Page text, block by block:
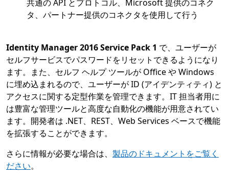
共通の API とプロトコル、Microsoft 提供のコネク
タ、パートナー提供のコネクタを使用して行う
Identity Manager 2016 Service Pack 1 で、ユーザーが
セルフサービスでパスワードをリセットできるようになり
ます。また、セルフ ヘルプ ツールが Office や Windows
に埋め込まれるので、ユーザーが ID (アイデンティティ) と
アクセスに関する定型作業を管理できます。IT 担当者用に
は豊富な管理ツールと高度な自動化の機能が用意されてい
ます。開発者は .NET、REST、Web Services ベースで機能
を拡張することができます。
さらに情報が必要な場合は、 製品のドキュメントをご覧く
ださい。